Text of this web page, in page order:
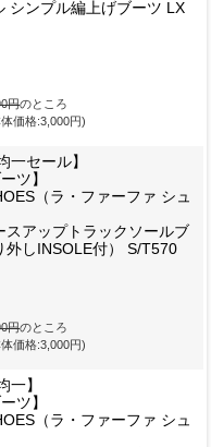
シンプル編上げブーツ LX
円のところ
価格:3,000円)
一セール】
ツ】
（ラ・ファーファ シュ
スアップトラックソールブ
外しINSOLE付） S/T570
円のところ
価格:3,000円)
一】
ツ】
（ラ・ファーファ シュ